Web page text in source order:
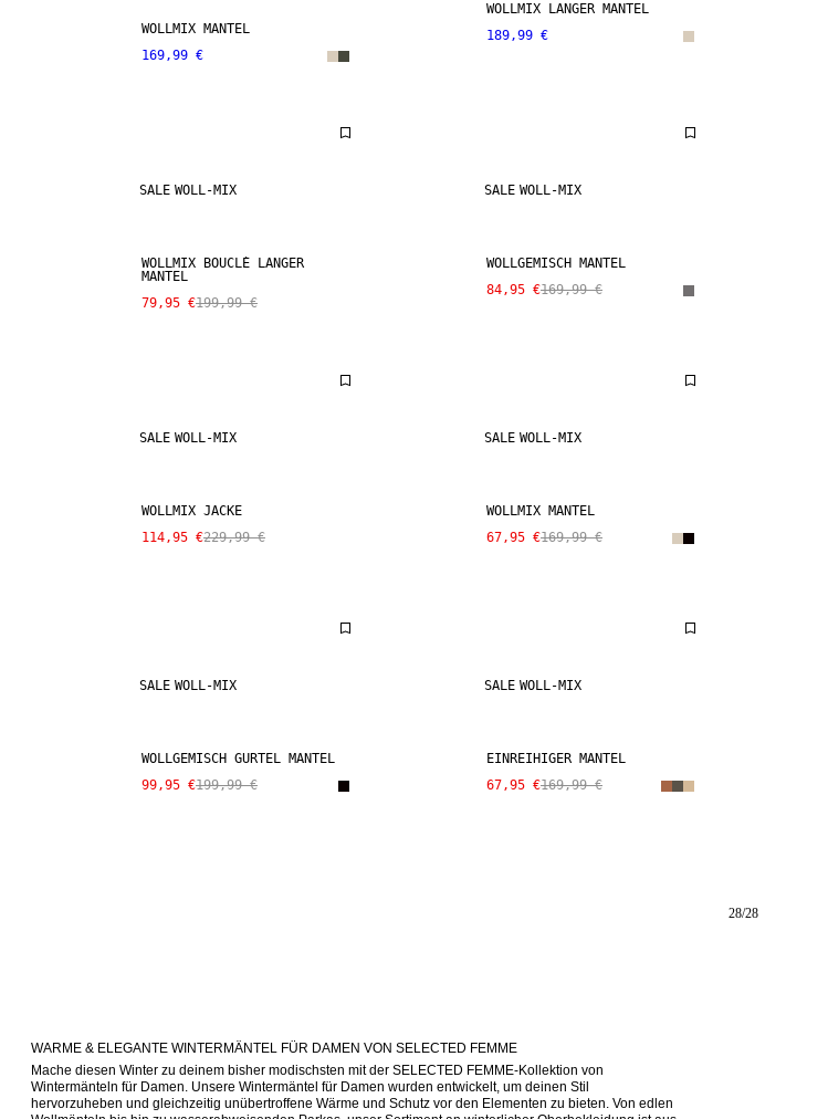
WOLLMIX MANTEL
169,99 €
WOLLMIX LANGER MANTEL
189,99 €
SALE WOLL-MIX
WOLLMIX BOUCLÉ LANGER
MANTEL
79,95 €199,99 €
SALE WOLL-MIX
WOLLGEMISCH MANTEL
84,95 €169,99 €
SALE WOLL-MIX
WOLLMIX JACKE
114,95 €229,99 €
SALE WOLL-MIX
WOLLMIX MANTEL
67,95 €169,99 €
SALE WOLL-MIX
WOLLGEMISCH GÜRTEL MANTEL
99,95 €199,99 €
SALE WOLL-MIX
EINREIHIGER MANTEL
67,95 €169,99 €
28/28
WARME & ELEGANTE WINTERMÄNTEL FÜR DAMEN VON SELECTED FEMME
Mache diesen Winter zu deinem bisher modischsten mit der SELECTED FEMME-Kollektion von
Wintermänteln für Damen. Unsere Wintermäntel für Damen wurden entwickelt, um deinen Stil
hervorzuheben und gleichzeitig unübertroffene Wärme und Schutz vor den Elementen zu bieten. Von edlen